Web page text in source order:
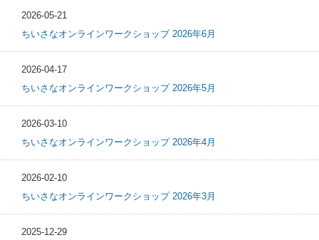
2026-05-21
ちいさなオンラインワークショップ 2026年6月
2026-04-17
ちいさなオンラインワークショップ 2026年5月
2026-03-10
ちいさなオンラインワークショップ 2026年4月
2026-02-10
ちいさなオンラインワークショップ 2026年3月
2025-12-29